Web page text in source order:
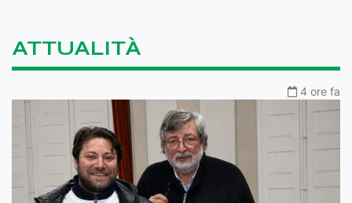
ATTUALITÀ
4 ore fa